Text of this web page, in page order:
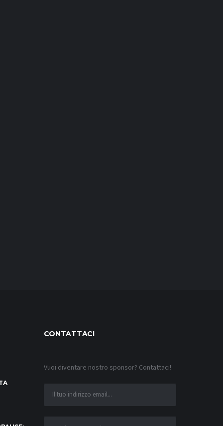
CONTATTACI
Vuoi diventare nostro sponsor? Contattaci!